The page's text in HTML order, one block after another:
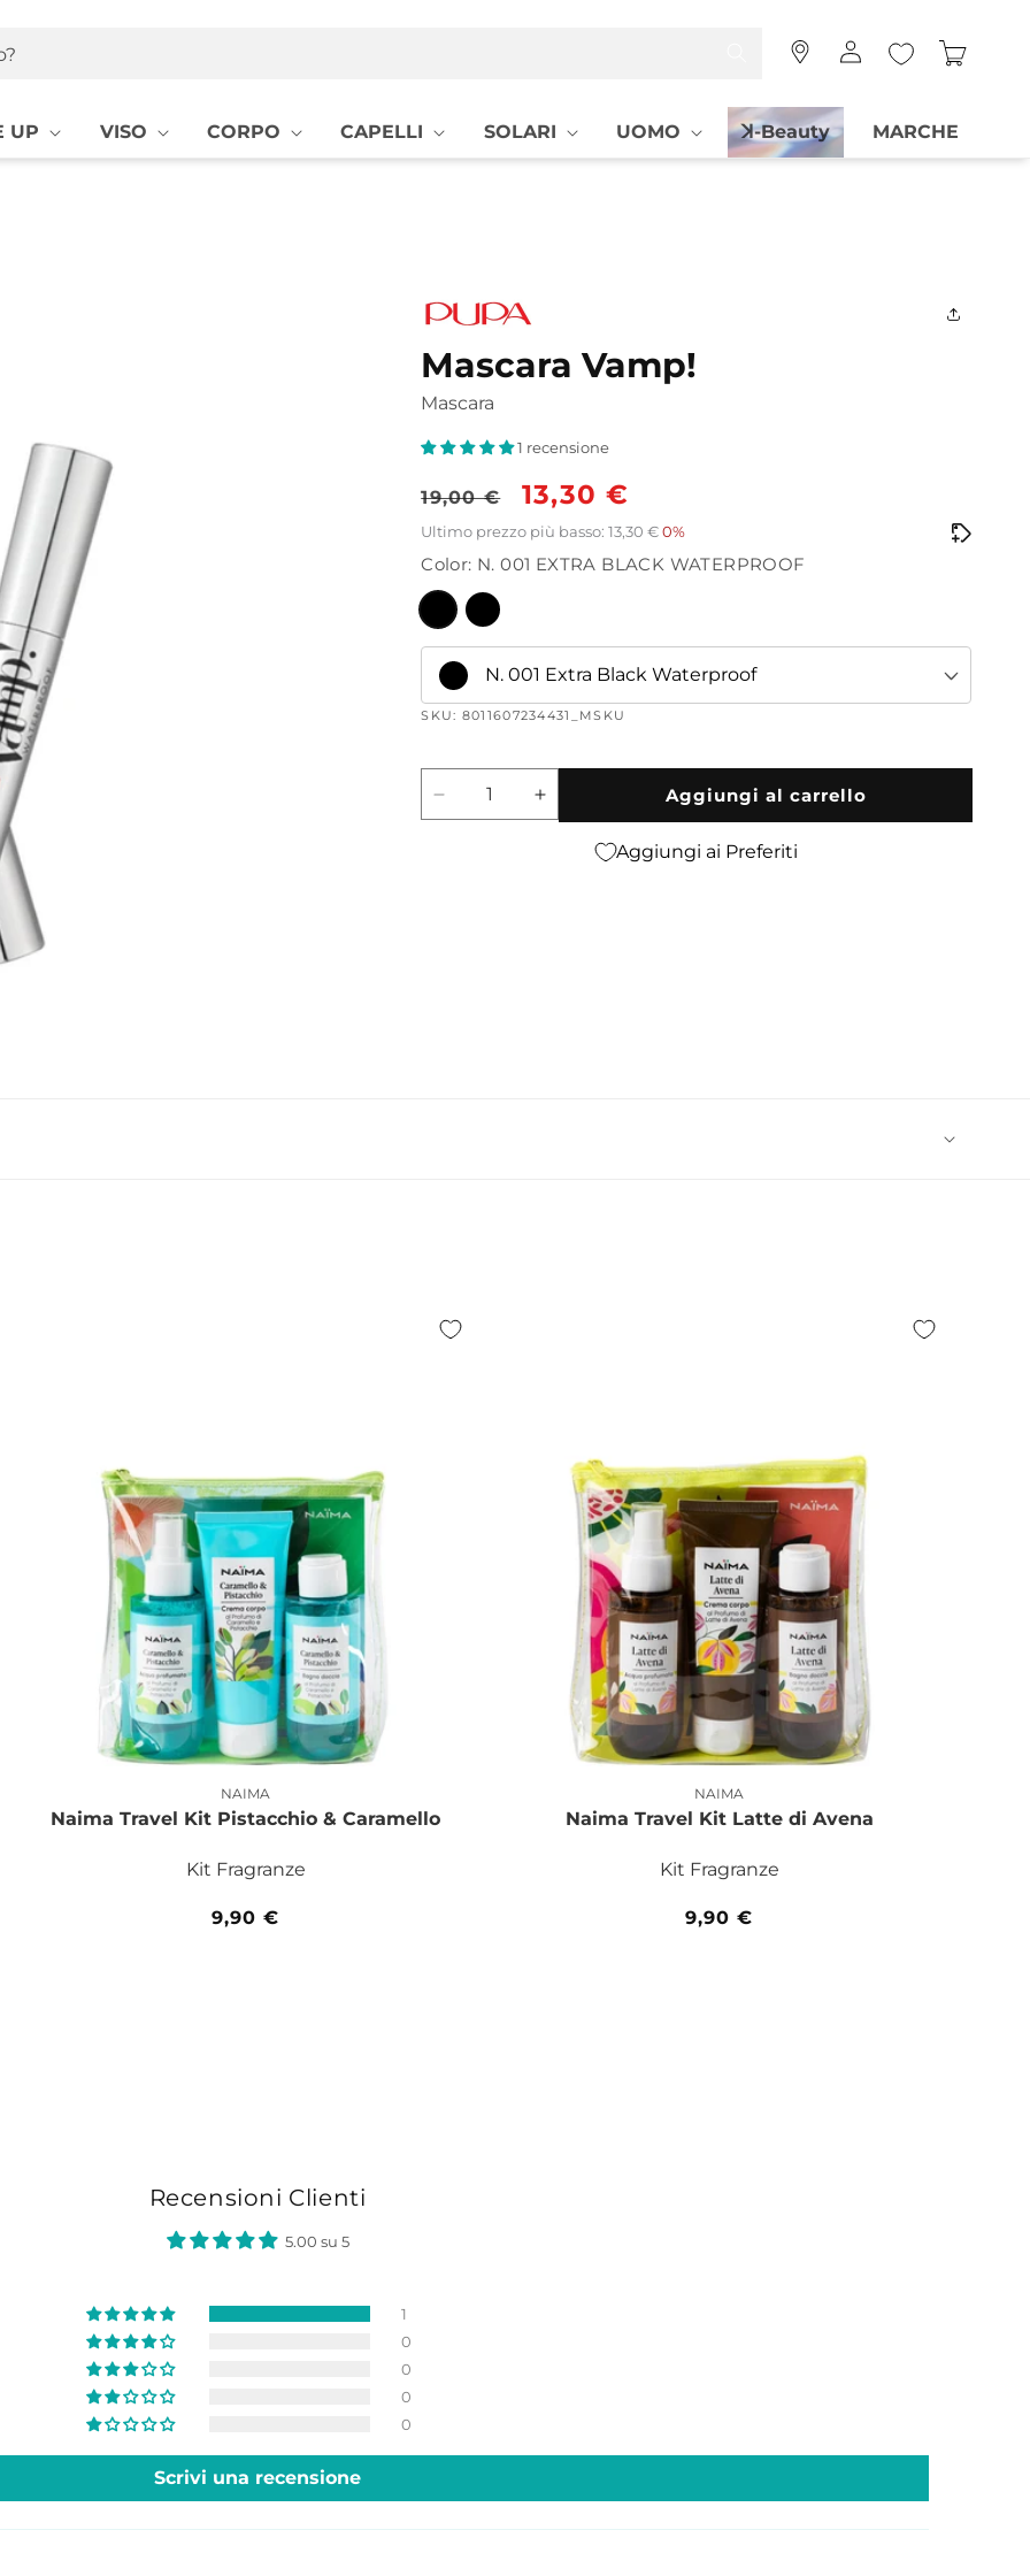
Accedi Carrello
UP VISO CORPO CAPELLI SOLARI UOMO ꓘ-Beauty MARCHE
Mascara Vamp!
Mascara
1 recensione
Prezzo
di
listino
19,00 €
Prezzo
scontato
13,30 €
Ultimo prezzo più basso: 13,30 €0%
Color: N. 001 EXTRA BLACK WATERPROOF
N. 001 Extra Black Waterproof
SKU: 8011607234431_MSKU
Diminuisci
Aumenta
quantità
Aggiungi al carrello
Aggiungi ai Preferiti
Produttore:
NAIMA
Naima Travel Kit Pistacchio & Caramello
Kit Fragranze
Prezzo
9,90 €
Produttore:
NAIMA
Naima Travel Kit Latte di Avena
Kit Fragranze
Prezzo
9,90 €
Recensioni Clienti
5.00 su 5
1
0
0
0
0
Scrivi una recensione